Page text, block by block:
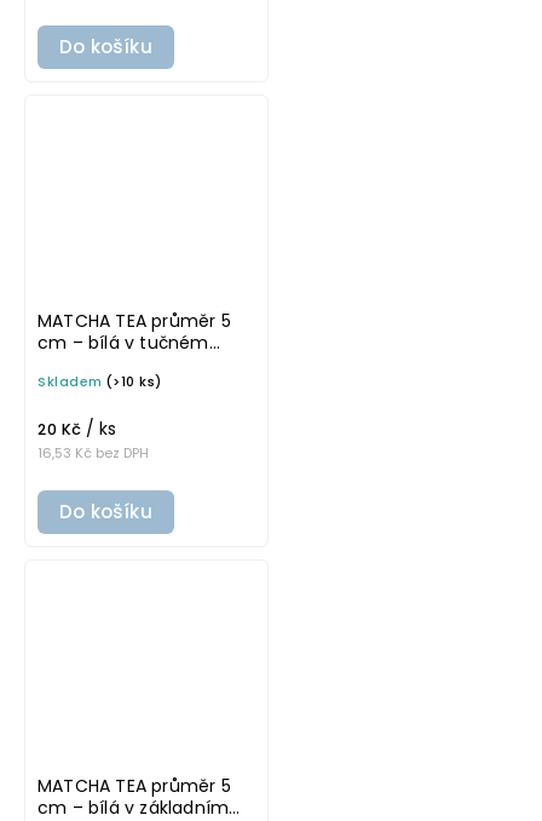
Do košíku
MATCHA TEA průměr 5
cm – bílá v tučném
samolepka na
Skladem (>10 ks)
16,53 Kč bez DPH
20 Kč / ks
Do košíku
MATCHA TEA průměr 5
cm – bílá v základním